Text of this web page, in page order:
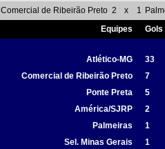
Comercial de Ribeirão Preto 2 x 1
Equipes Gols
Atlético-MG
33
Comercial de Ribeirão Preto
7
Ponte Preta
5
América/SJRP
2
Palmeiras
1
Sel. Minas Gerais
1